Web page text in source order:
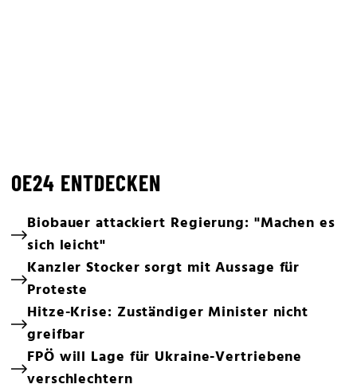
OE24 ENTDECKEN
Biobauer attackiert Regierung: "Machen es
sich leicht"
Kanzler Stocker sorgt mit Aussage für
Proteste
Hitze-Krise: Zuständiger Minister nicht
greifbar
FPÖ will Lage für Ukraine-Vertriebene
verschlechtern